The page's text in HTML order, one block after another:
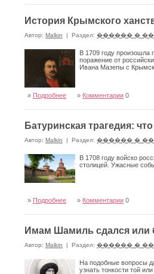
История Крымского
Автор: Malkin | Раздел: ������ �
В 1709 году произошла
поражение от
Ивана Мазепы с
» Подробнее » Комментарии 0
Батуринская трагедия:
Автор: Malkin | Раздел: ������ �
В 1708 году войско
столицей. Ужасные
» Подробнее » Комментарии 0
Имам Шамиль сдался или
Автор: Malkin | Раздел: ������ �
На подобные вопросы
узнать тонкости той